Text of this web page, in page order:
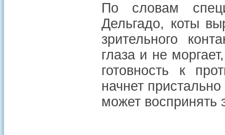
По словам
Дельгадо, коты
зрительного
глаза и не
готовность к
начнет
может воспринять